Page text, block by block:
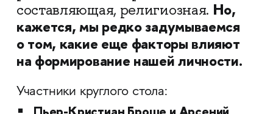
составляющая, религиозная. Но,
кажется, мы редко задумываемся
о том, какие еще факторы влияют
на формирование нашей личности.
Участники круглого стола: